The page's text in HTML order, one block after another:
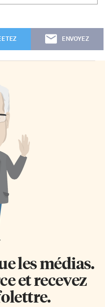
ENVOYEZ
les médias.
et recevez